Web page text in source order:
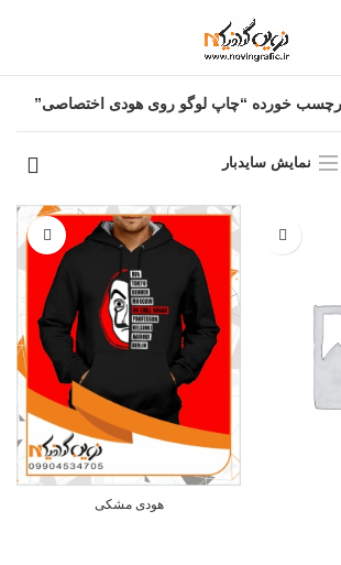
خورده “چاپ لوگو روی هودی اختصاصی”
نمایش سایدبار
هودی مشکی